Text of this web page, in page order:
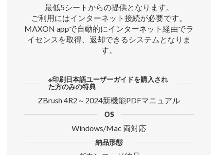
最低5シートからの提供となります。
ご利用にはインターネット接続が必要です。
MAXON appで自動的にインターネット経由でラ
イセンスを取得、返却できるシステムとなりま
す。
※印刷日本語ユーザーガイドを購入され
た方のみの特典
ZBrush 4R2～2024新機能PDFマニュアル
OS
Windows/Mac 両対応
納品形態